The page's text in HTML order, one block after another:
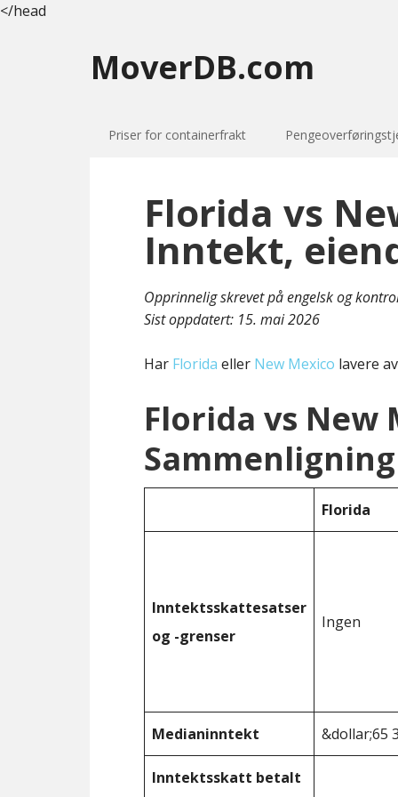
</head
MoverDB.com
Priser for containerfrakt
Florida vs
Inntekt,
Opprinnelig skrevet på engelsk og
Sist oppdatert: 15. mai 2026
Har Florida eller New Mexico lavere
Florida vs New
Florida
Inntektsskattesatser
og -grenser
Ingen
Medianinntekt &dollar;65
Inntektsskatt betalt